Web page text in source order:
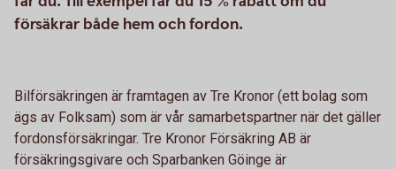
försäkrar både hem och fordon.
Bilförsäkringen är framtagen av Tre Kronor (ett bolag som
ägs av Folksam) som är vår samarbetspartner när det gäller
fordonsförsäkringar. Tre Kronor Försäkring AB är
försäkringsgivare och Sparbanken Göinge är